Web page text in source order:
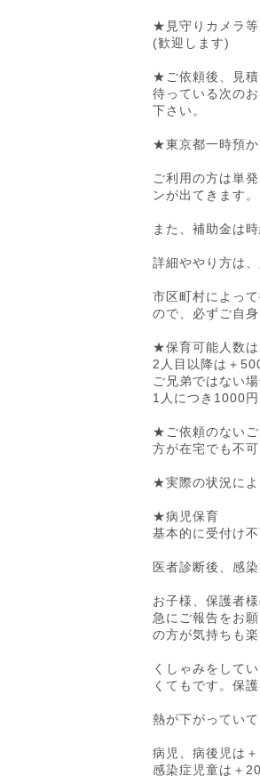
★見守りカメラ等
(歓迎します)
★ご依頼後、見積
待っている次の
下さい。
★東京都一時預か
ご利用の方は単
ンが出てきます
また、補助金は
詳細ややり方は
市区町村によっ
ので、必ずご自
★保育可能人数は
2人目以降は＋
ご兄弟ではない
1人につき1000円
★ご依頼のないご
方が在宅でも不
★実際の状況によ
★病児保育
基本的に受付け
医者診断後、感
お子様、保護者
急にご報告をお
の方が気持ちも楽
くしゃみをして
くてもです。保
熱が下がってい
病児、病後児は
感染症児童は＋